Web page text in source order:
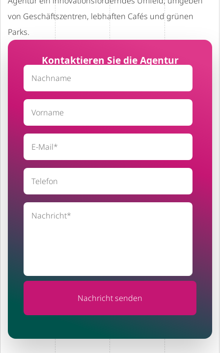
von Geschäftszentren, lebhaften Cafés und grünen
Parks.
Kontaktieren Sie die Agentur